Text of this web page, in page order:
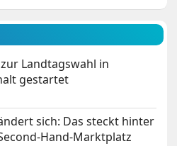
Landtagswahl in
gestartet
sich: Das steckt hinter
Hand-Marktplatz